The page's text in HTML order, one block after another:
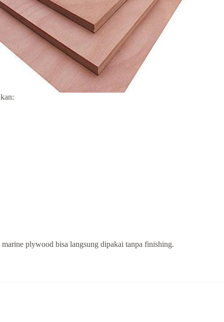
plywood bisa langsung dipakai tanpa finishing.